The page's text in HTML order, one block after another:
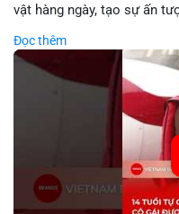
vật hàng ngày, tạo sự ấn
trình cô girl thiết kế, sản
nhiều người so sánh với trí
không chỉ thể hiện khả
hiện tiềm năng của thế
chưa liên quan trực tiếp
triển của công nghệ mới
dụng trong các lĩnh vực số
🎥 Xem video trực tiếp tại:
Đọc thêm